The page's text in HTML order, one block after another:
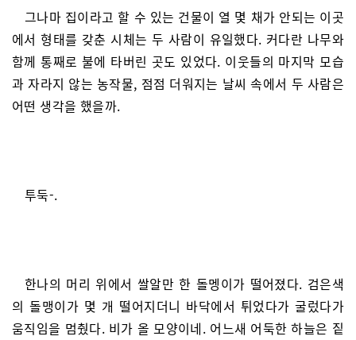
그나마 집이라고 할 수 있는 건물이 열 몇 채가 안되는 이곳
에서 형태를 갖춘 시체는 두 사람이 유일했다. 커다란 나무와
함께 통째로 불에 타버린 곳도 있었다. 이웃들의 마지막 모습
과 자라지 않는 농작물, 점점 더워지는 날씨 속에서 두 사람은
어떤 생각을 했을까.
투둑-.
한나의 머리 위에서 쌀알만 한 돌멩이가 떨어졌다. 검은색
의 돌맹이가 몇 개 떨어지더니 바닥에서 튀었다가 굴렀다가
움직임을 멈췄다. 비가 올 모양이네. 어느새 어둑한 하늘은 짙